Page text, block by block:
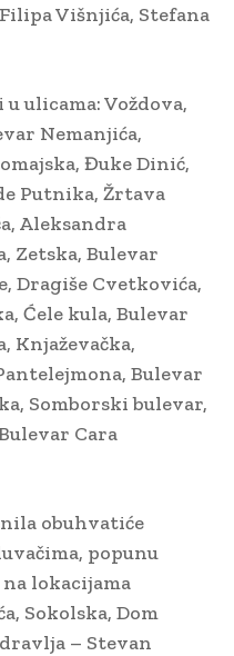
Višnjića, Stefana
ulicama: Voždova,
Nemanjića,
Đuke Dinić,
Putnika, Žrtava
Aleksandra
Zetska, Bulevar
Dragiše Cvetkovića,
Ćele kula, Bulevar
Knjaževačka,
Bulevar
Somborski bulevar,
Cara
obuhvatiće
popunu
lokacijama
Sokolska, Dom
– Stevan